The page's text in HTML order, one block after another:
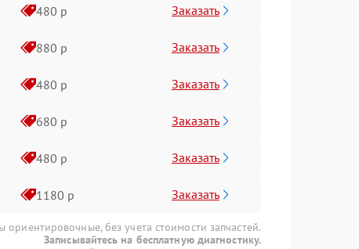
480 р Заказать
880 р Заказать
480 р Заказать
680 р Заказать
480 р Заказать
1180 р Заказать
ориентировочные, без учета стоимости запчастей.
Записывайтесь на бесплатную диагностику.